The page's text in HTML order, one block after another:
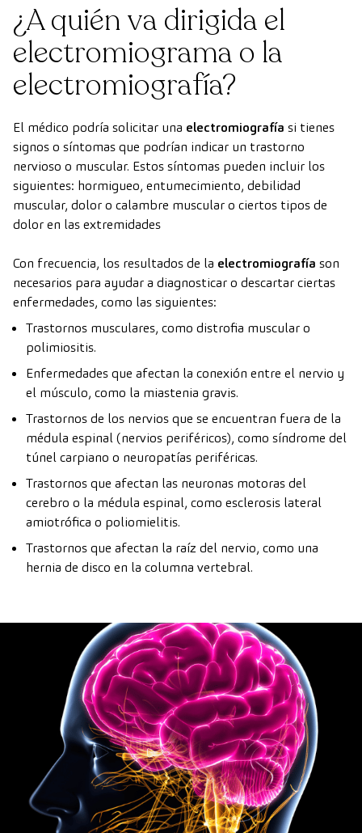
¿A quién va dirigida el
electromiograma o la
electromiografía?
El médico podría solicitar una electromiografía si tienes
signos o síntomas que podrían indicar un trastorno
nervioso o muscular. Estos síntomas pueden incluir los
siguientes: hormigueo, entumecimiento, debilidad
muscular, dolor o calambre muscular o ciertos tipos de
dolor en las extremidades
Con frecuencia, los resultados de la electromiografía son
necesarios para ayudar a diagnosticar o descartar ciertas
enfermedades, como las siguientes:
Trastornos musculares, como distrofia muscular o
polimiositis.
Enfermedades que afectan la conexión entre el nervio y
el músculo, como la miastenia gravis.
Trastornos de los nervios que se encuentran fuera de la
médula espinal (nervios periféricos), como síndrome del
túnel carpiano o neuropatías periféricas.
Trastornos que afectan las neuronas motoras del
cerebro o la médula espinal, como esclerosis lateral
amiotrófica o poliomielitis.
Trastornos que afectan la raíz del nervio, como una
hernia de disco en la columna vertebral.